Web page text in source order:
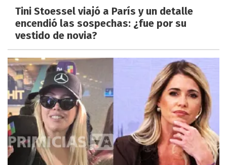
Tini Stoessel viajó a París y un detalle
encendió las sospechas: ¿fue por su
vestido de novia?